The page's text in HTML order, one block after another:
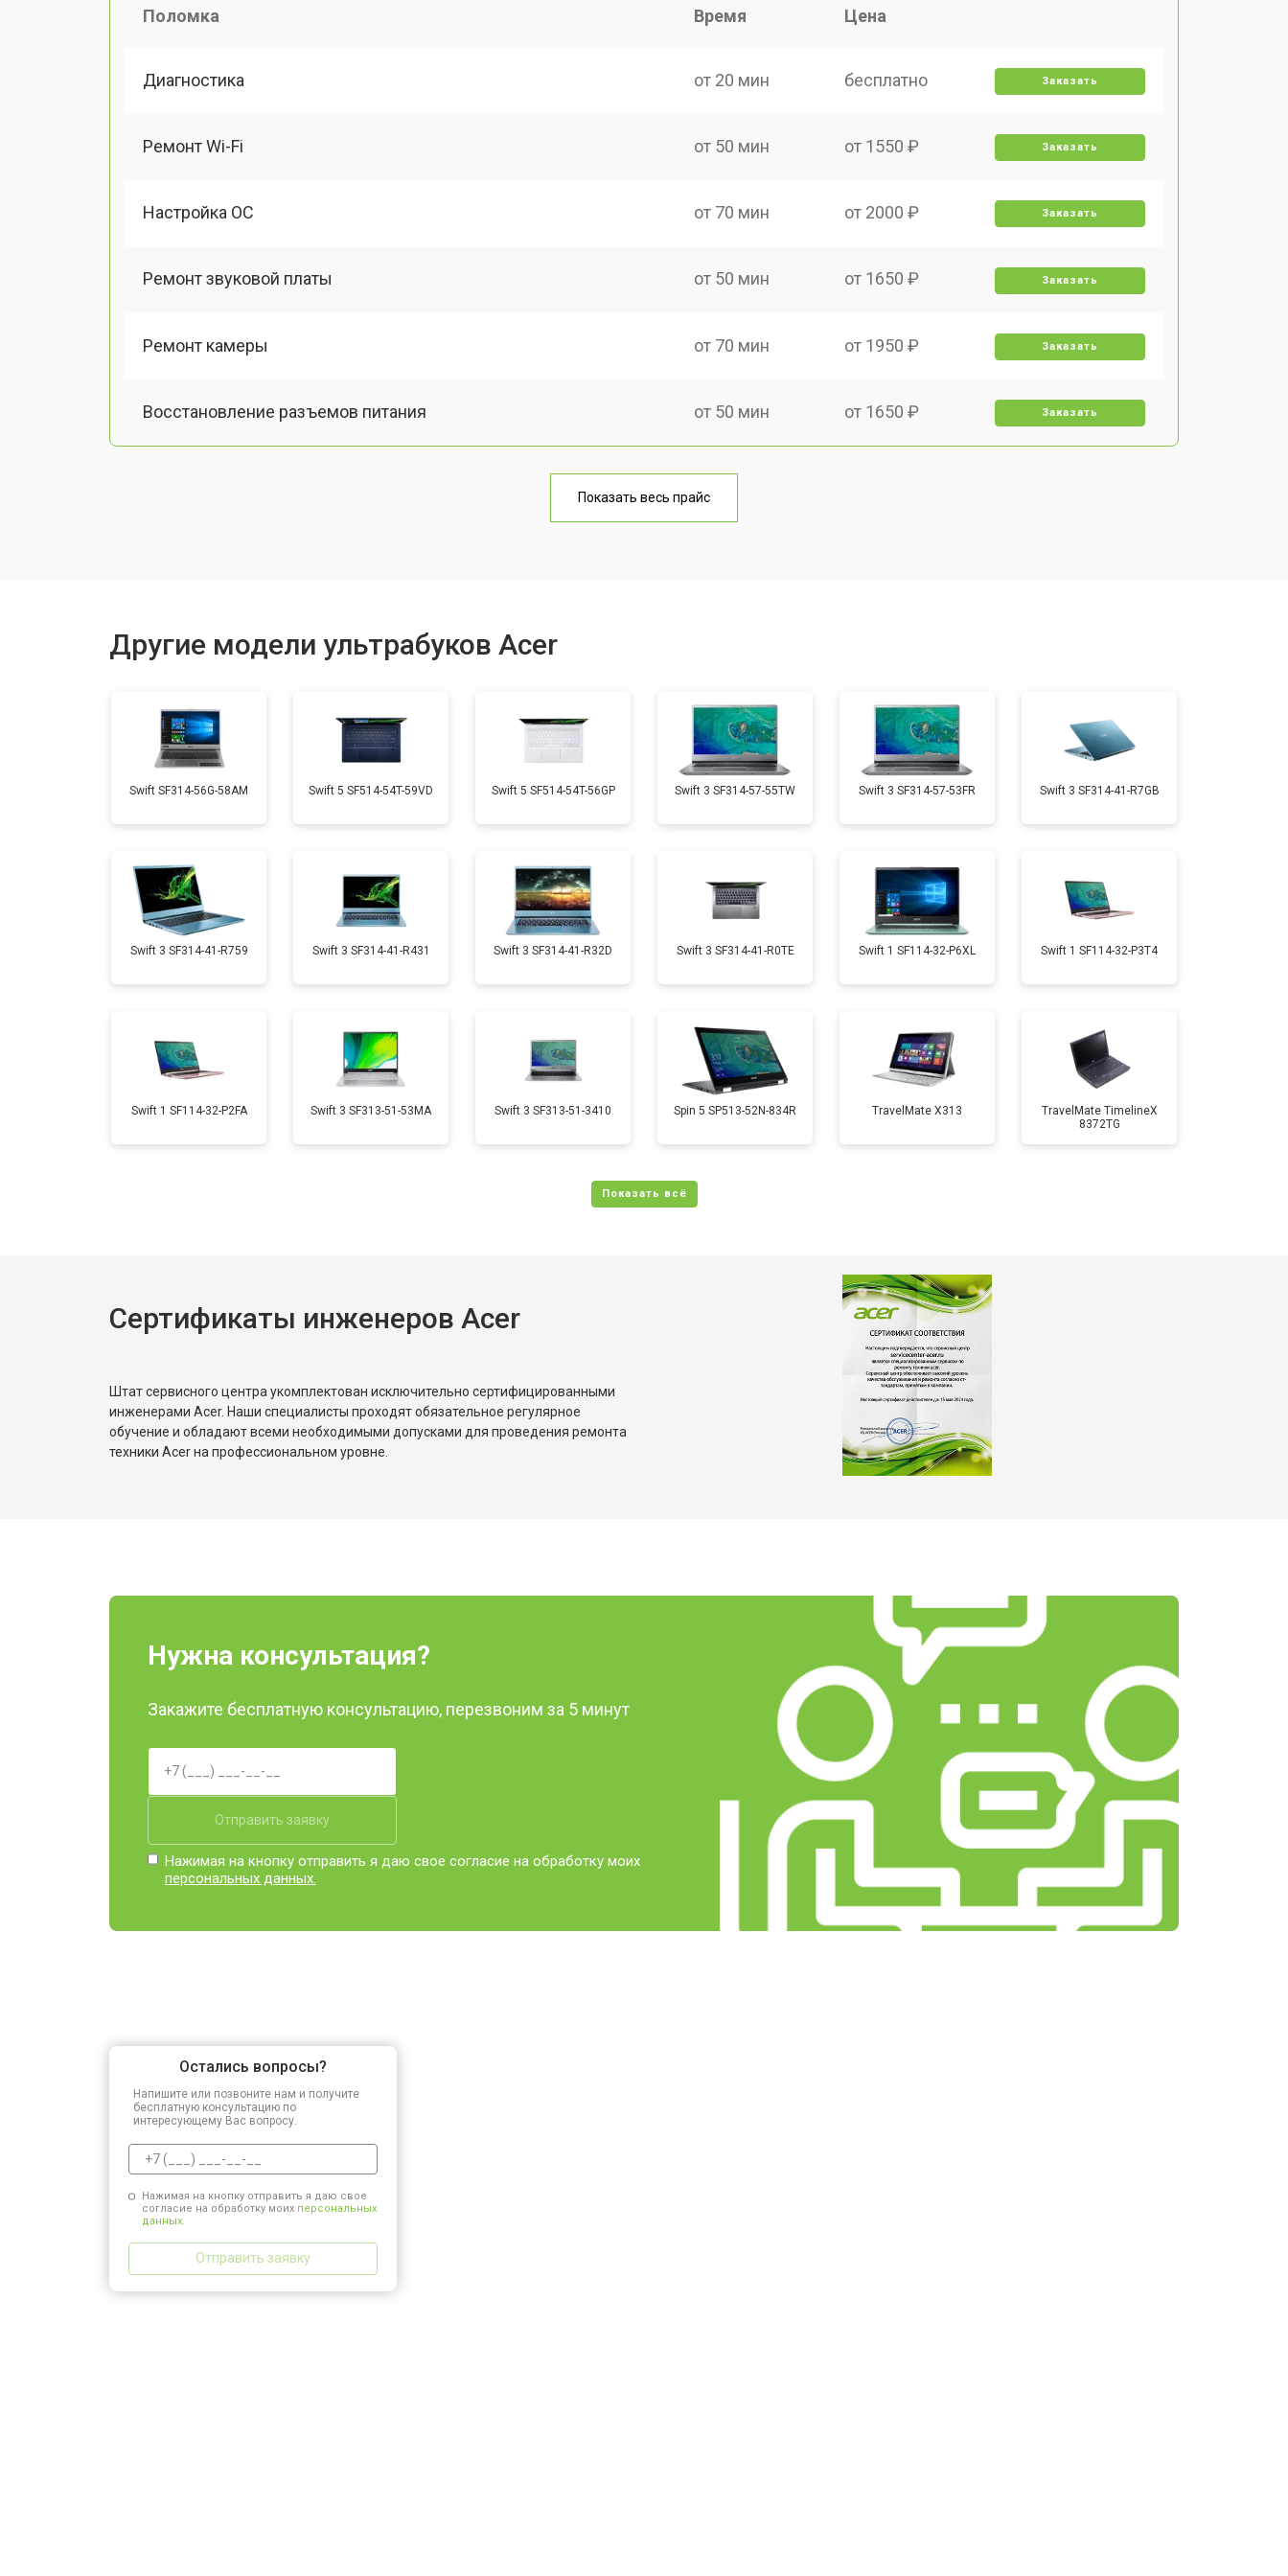
Поломка Время Цена
Диагностика от 20 мин бесплатно Заказать
Ремонт Wi-Fi от 50 мин от 1550 ₽ Заказать
Настройка ОС от 70 мин от 2000 ₽ Заказать
Ремонт звуковой платы от 50 мин от 1650 ₽ Заказать
Ремонт камеры от 70 мин от 1950 ₽ Заказать
Восстановление разъемов питания от 50 мин от 1650 ₽ Заказать
от 70 мин
Установка видеокарты от 60 мин от 1350 ₽ Заказать
Замена микрофона от 1950 ₽
Замена кулера от 50 мин от 1950 ₽ Заказать
Замена HDMI порта от 50 мин от 1750 ₽ Заказать
Замена матрицы от 110 мин от 3950 ₽ Заказать
от 60 мин
от 1450 ₽
Показать весь прайс
Другие модели ультрабуков Acer
Swift SF314-56G-58AM Swift 5 SF514-54T-59VD Swift 5 SF514-54T-56GP Swift 3 SF314-57-55TW Swift 3 SF314-57-53FR Swift 3 SF314-41-R7GB
Swift 3 SF314-41-R759 Swift 3 SF314-41-R431 Swift 3 SF314-41-R32D Swift 3 SF314-41-R0TE Swift 1 SF114-32-P6XL Swift 1 SF114-32-P3T4
Swift 1 SF114-32-P2FA Swift 3 SF313-51-53MA Swift 3 SF313-51-3410 Spin 5 SP513-52N-834R TravelMate X313
TravelMate TimelineX
8372TG
Сертификаты инженеров Acer
Штат сервисного центра укомплектован исключительно сертифицированными
инженерами Acer. Наши специалисты проходят обязательное регулярное
обучение и обладают всеми необходимыми допусками для проведения ремонта
техники Acer на профессиональном уровне.
Нужна консультация?
Закажите бесплатную консультацию, перезвоним за 5 минут
Отправить заявку
Нажимая на кнопку отправить я даю свое согласие на обработку моих
персональных данных.
Остались вопросы?
Напишите или позвоните нам и получите
бесплатную консультацию по
интересующему Вас вопросу.
Нажимая на кнопку отправить я даю свое
согласие на обработку моих персональных
данных.
Отправить заявку